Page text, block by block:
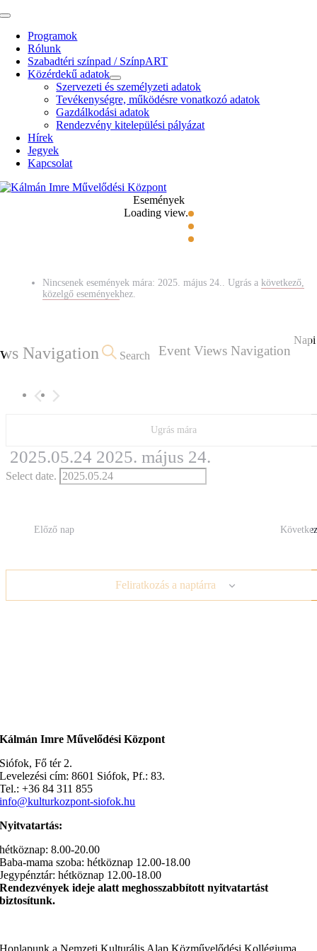
Kihagyás
Toggle
NavigationProgramok
Rólunk
Szabadtéri színpad / SzínpART
Közérdekű adatok
Szervezeti és személyzeti adatok
Tevékenységre, működésre vonatkozó adatok
Gazdálkodási adatok
Rendezvény kitelepülési pályázat
Hírek
Jegyek
Kapcsolat
Események
Loading view.
Nincsenek események mára: 2025. május 24.. Ugrás a következő,
közelgő eseményekhez.
Navigation Search Event Views Navigation
Napi
Ugrás mára
2025.05.24 2025. május 24.
Select date.
Előző nap
Feliratkozás a naptárra
Kálmán Imre Művelődési Központ
Siófok, Fő tér 2.
Levelezési cím: 8601 Siófok, Pf.: 83.
Tel.: +36 84 311 855
info@kulturkozpont-siofok.hu
Nyitvatartás:
hétköznap: 8.00-20.00
Baba-mama szoba: hétköznap 12.00-18.00
Jegypénztár: hétköznap 12.00-18.00
Rendezvények ideje alatt meghosszabbított nyitvatartást
biztosítunk.
Honlapunk a Nemzeti Kulturális Alap Közművelődési Kollégiuma